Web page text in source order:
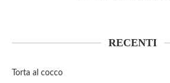
RECENTI
Torta al cocco